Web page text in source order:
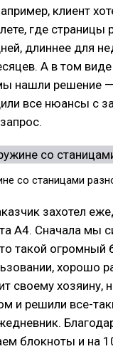
клиент
где страницы
длиннее для
А в том виде
нашли решение
все нюансы с
со станицами
захотел
А4. Сначала мы
такой огромный
хорошо
своему хозяину,
и решили все-
блокноты и на